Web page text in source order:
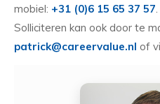
mobiel: +31 (0)6 15 65 37 57.
Solliciteren kan ook door te
patrick@careervalue.nl of